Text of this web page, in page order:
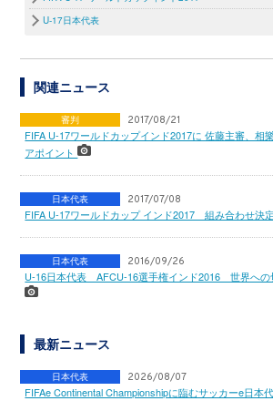
U-17日本代表
関連ニュース
審判 2017/08/21
FIFA U-17ワールドカップインド2017に 佐藤主審、相
アポイント
日本代表 2017/07/08
FIFA U-17ワールドカップ インド2017 組み合わせ決
日本代表 2016/09/26
U-16日本代表 AFCU-16選手権インド2016 世界への
最新ニュース
日本代表 2026/08/07
FIFAe Continental Championshipに臨むサッカーe日本